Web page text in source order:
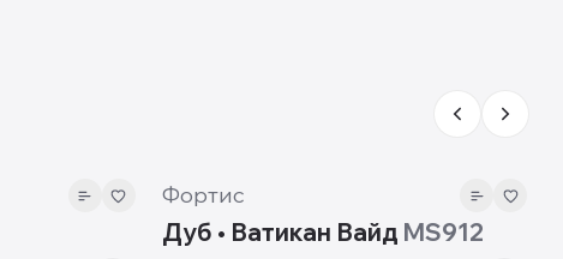
Фортис
Дуб • Ватикан Вайд MS912